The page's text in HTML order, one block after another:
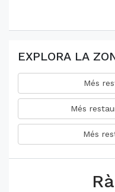
EXPLORA LA
Més
Més
Més